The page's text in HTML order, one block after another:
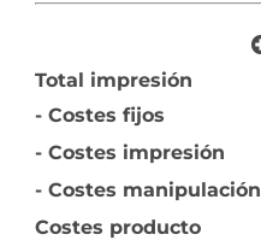
Total impresión
- Costes fijos
- Costes impresión
- Costes manipulación
Costes producto